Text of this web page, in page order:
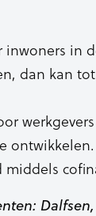
inwoners in
dan kan